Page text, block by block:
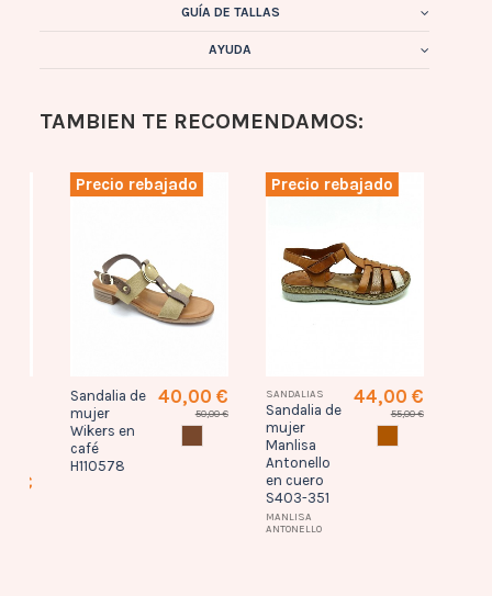
GUÍA DE TALLAS
AYUDA
TAMBIEN TE RECOMENDAMOS:
Precio rebajado
Sandalia de
mujer
Wikers en
café
H110578
40,00 €
50,00 €
Precio rebajado
SANDALIAS
Sandalia de
mujer
Manlisa
Antonello
en cuero
S403-351
MANLISA
ANTONELLO
44,00 €
55,00 €